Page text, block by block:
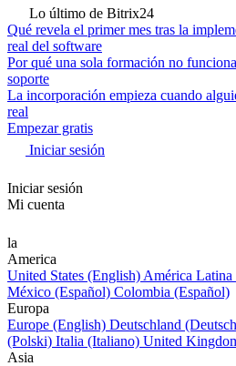
Lo último de Bitrix24
Qué revela el primer mes tras la
real del software
Por qué una sola formación no
soporte
La incorporación empieza cuando
real
Empezar gratis
Iniciar sesión
Iniciar sesión
Mi cuenta
la
America
United States (English) América Latina
México (Español) Colombia (Español)
Europa
Europe (English) Deutschland
(Polski) Italia (Italiano) United
Asia